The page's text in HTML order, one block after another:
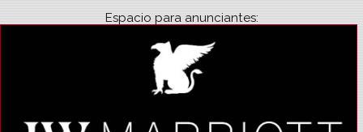
Espacio para anunciantes: